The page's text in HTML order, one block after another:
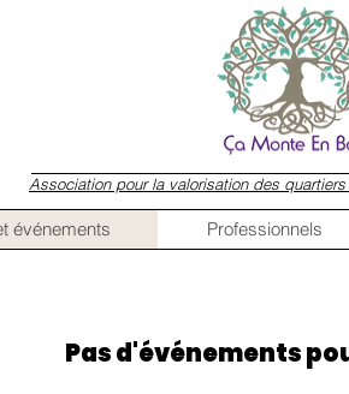
Association pour la valorisation des
événements Professionnels
Pas d'événements